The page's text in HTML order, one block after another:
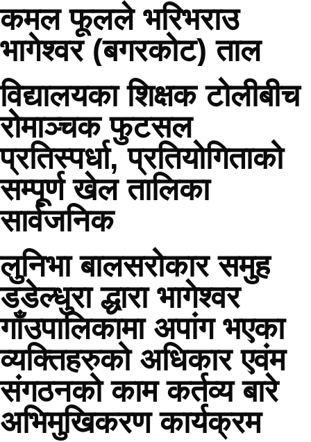
कमल फूलले भरिभराउ
भागेश्वर (बगरकोट) ताल
विद्यालयका शिक्षक टोलीबीच
रोमाञ्चक फुटसल
प्रतिस्पर्धा, प्रतियोगिताको
सम्पूर्ण खेल तालिका
सार्वजनिक
लुनिभा बालसरोकार समुह
डडेल्धुरा द्धारा भागेश्वर
गाँउपालिकामा अपांग भएका
व्यक्तिहरुको अधिकार एवंम
संगठनको काम कर्तव्य बारे
अभिमुखिकरण कार्यक्रम